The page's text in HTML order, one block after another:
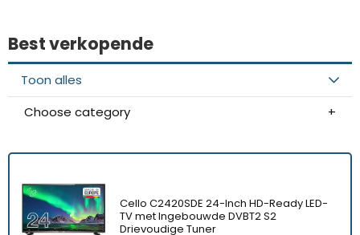
Best verkopende
Toon alles
Choose category
Cello C2420SDE 24-Inch HD-Ready LED-
TV met Ingebouwde DVBT2 S2
Drievoudige Tuner